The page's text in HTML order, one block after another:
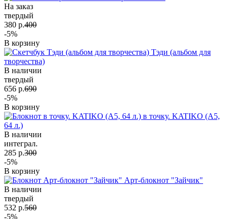
На заказ
твердый
380 р.400
-5%
В корзину
Тэди (альбом для
творчества)
В наличии
твердый
656 р.690
-5%
В корзину
в точку. KATIKO (А5,
64 л.)
В наличии
интеграл.
285 р.300
-5%
В корзину
Арт-блокнот "Зайчик"
В наличии
твердый
532 р.560
-5%